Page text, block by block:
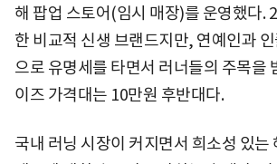
해 팝업 스토어(임시 매장)를 운영했다.
한 비교적 신생 브랜드지만, 연예인과
으로 유명세를 타면서 러너들의 주목을
이즈 가격대는 10만원 후반대다.
국내 러닝 시장이 커지면서 희소성 있는